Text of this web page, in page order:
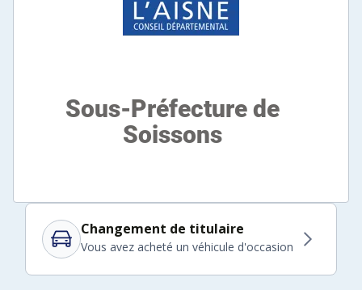
Changement de titulaire
Vous avez acheté un véhicule d'occasion